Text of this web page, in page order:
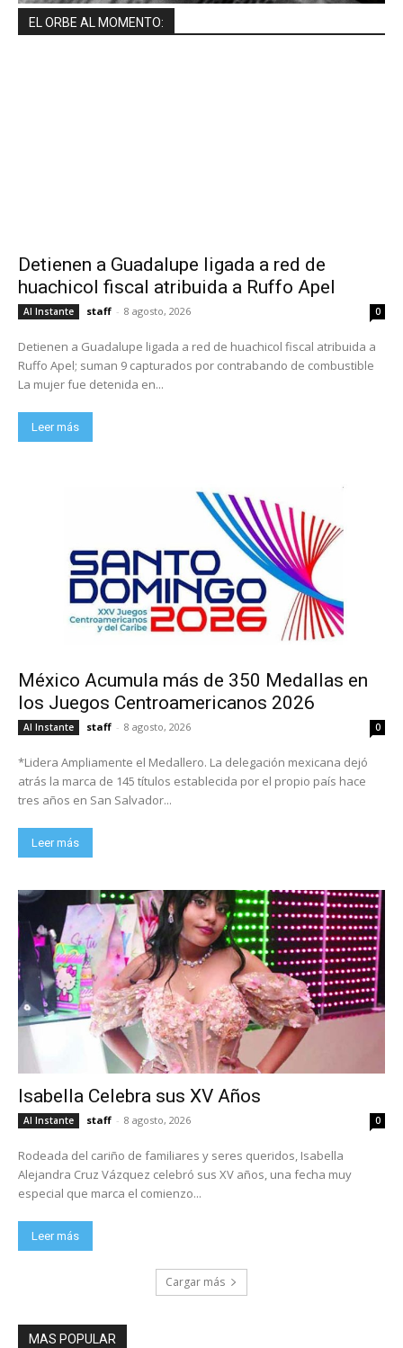
EL ORBE AL MOMENTO:
Detienen a Guadalupe ligada a red de
huachicol fiscal atribuida a Ruffo Apel
Al Instante staff - 8 agosto, 2026 0
Detienen a Guadalupe ligada a red de huachicol fiscal atribuida a
Ruffo Apel; suman 9 capturados por contrabando de combustible
La mujer fue detenida en...
Leer más
México Acumula más de 350 Medallas en
los Juegos Centroamericanos 2026
Al Instante staff - 8 agosto, 2026 0
*Lidera Ampliamente el Medallero. La delegación mexicana dejó
atrás la marca de 145 títulos establecida por el propio país hace
tres años en San Salvador...
Leer más
Isabella Celebra sus XV Años
Al Instante staff - 8 agosto, 2026 0
Rodeada del cariño de familiares y seres queridos, Isabella
Alejandra Cruz Vázquez celebró sus XV años, una fecha muy
especial que marca el comienzo...
Leer más
Cargar más
MAS POPULAR